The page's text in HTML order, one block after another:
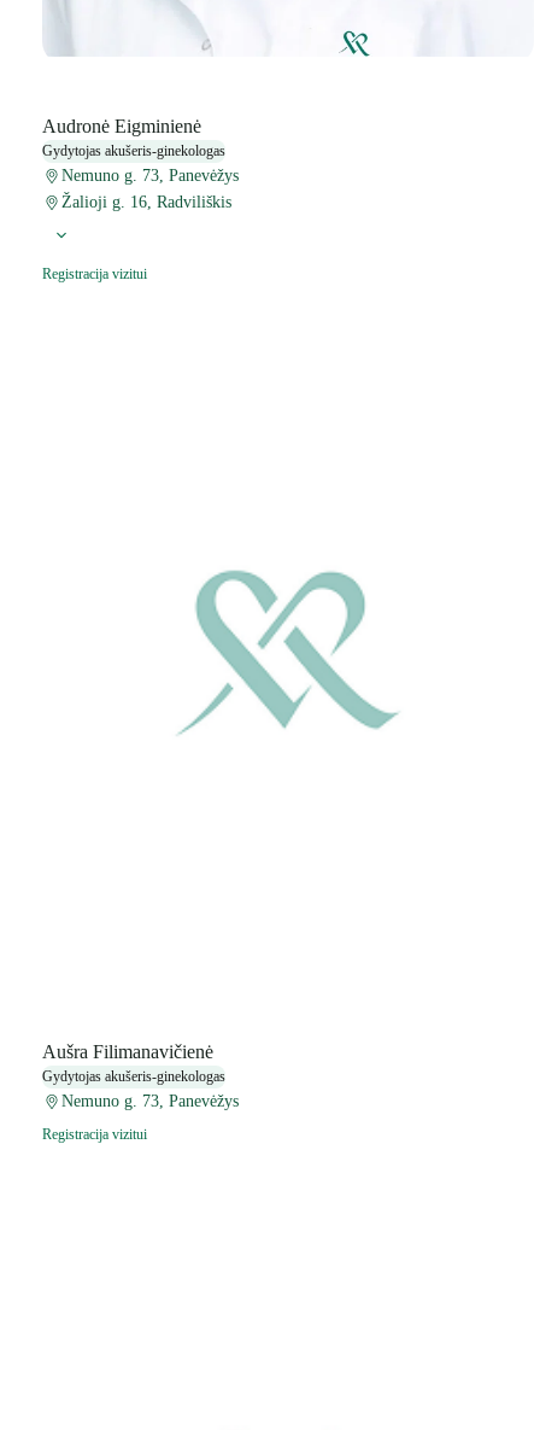
Audronė Eigminienė
Gydytojas akušeris-ginekologas
Nemuno g. 73, Panevėžys
Žalioji g. 16, Radviliškis
Registracija vizitui
Aušra Filimanavičienė
Gydytojas akušeris-ginekologas
Nemuno g. 73, Panevėžys
Registracija vizitui